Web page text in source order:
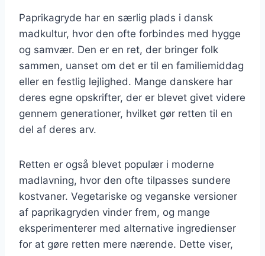
Paprikagryde har en særlig plads i dansk
madkultur, hvor den ofte forbindes med hygge
og samvær. Den er en ret, der bringer folk
sammen, uanset om det er til en familiemiddag
eller en festlig lejlighed. Mange danskere har
deres egne opskrifter, der er blevet givet videre
gennem generationer, hvilket gør retten til en
del af deres arv.
Retten er også blevet populær i moderne
madlavning, hvor den ofte tilpasses sundere
kostvaner. Vegetariske og veganske versioner
af paprikagryden vinder frem, og mange
eksperimenterer med alternative ingredienser
for at gøre retten mere nærende. Dette viser,